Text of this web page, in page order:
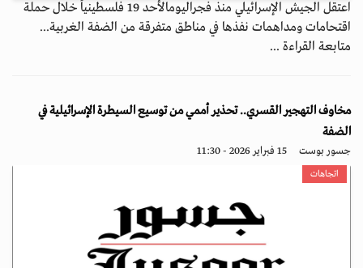
اعتقل الجيش الإسرائيلي منذ فجراليومالأحد 19 فلسطينياً خلال حملة
اقتحامات ومداهمات نفذها في مناطق متفرقة من الضفة الغربية...
متابعة القراءة ...
مخاوف التهجير القسري.. تحذير أممي من توسيع السيطرة الإسرائيلية في
الضفة
جسور بوست 15 فبراير 2026 - 11:30
اتجاهات